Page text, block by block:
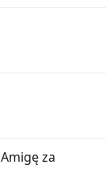
za